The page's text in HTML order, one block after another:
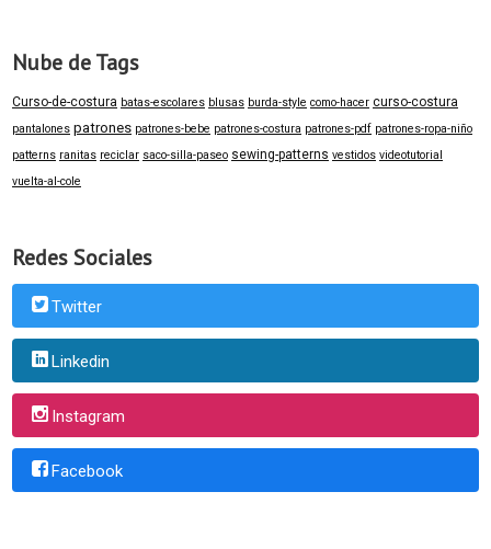
Nube de Tags
Curso-de-costura batas-escolares blusas burda-style como-hacer curso-costura
pantalones patrones patrones-bebe patrones-costura patrones-pdf patrones-ropa-niño
patterns ranitas reciclar saco-silla-paseo sewing-patterns vestidos videotutorial
vuelta-al-cole
Redes Sociales
Twitter
Linkedin
Instagram
Facebook